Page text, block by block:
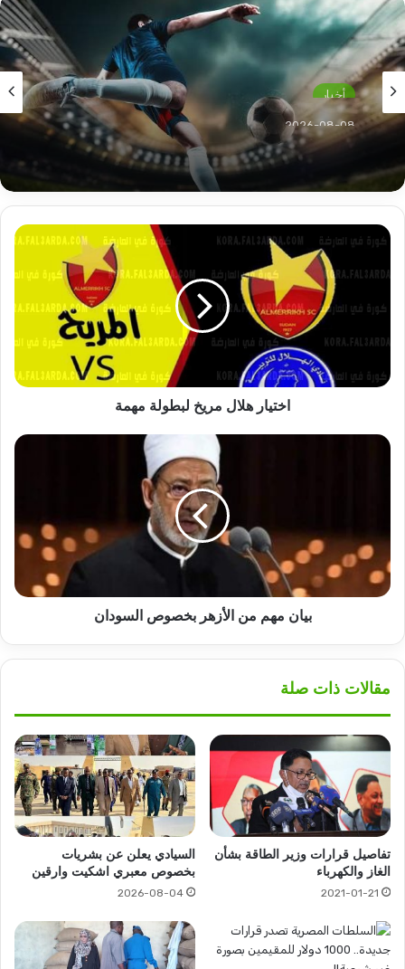
أخبار
2026-08-08
ناد مصري يكسب خدمات نجم منتخب السودان
اختيار
هلال
مريخ
مهمة
اختيار هلال مريخ لبطولة مهمة
بيان
السودان
بيان مهم من الأزهر بخصوص السودان
مقالات ذات صلة
تفاصيل قرارات وزير الطاقة بشأن
الغاز والكهرباء
2021-01-21
السيادي يعلن عن بشريات
بخصوص معبري اشكيت وارقين
2026-08-04